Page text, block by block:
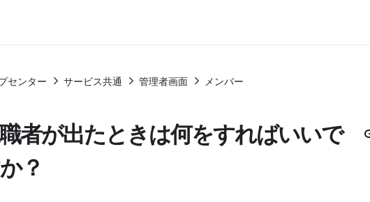
センター サービス共通 管理者画面 メンバー
者が出たときは何をすればいいで
？